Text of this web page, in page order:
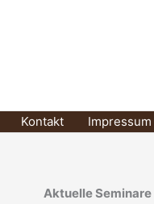
Kontakt
Aktuelle Seminare